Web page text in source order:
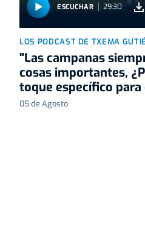
ESCUCHAR 29:30
LOS PODCAST DE TXEMA
"Las campanas
cosas importantes,
toque específico para
05 de Agosto